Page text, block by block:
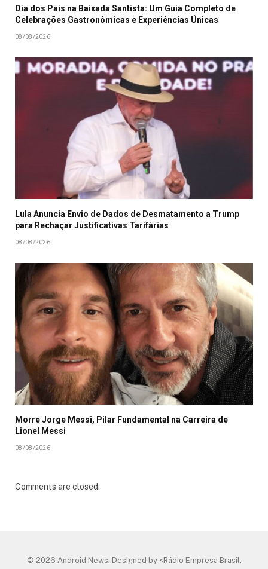
Dia dos Pais na Baixada Santista: Um Guia Completo de
Celebrações Gastronômicas e Experiências Únicas
08/08/2026
Lula Anuncia Envio de Dados de Desmatamento a Trump
para Rechaçar Justificativas Tarifárias
08/08/2026
Morre Jorge Messi, Pilar Fundamental na Carreira de
Lionel Messi
08/08/2026
Comments are closed.
© 2026 Android News. Designed by <Rádio Empresa Brasil.